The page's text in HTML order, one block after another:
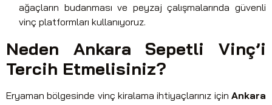
ağaçların budanması ve peyzaj çalışmalarında güvenli
vinç platformları kullanıyoruz.
Neden Ankara Sepetli Vinç’i
Tercih Etmelisiniz?
Eryaman bölgesinde vinç kiralama ihtiyaçlarınız için Ankara